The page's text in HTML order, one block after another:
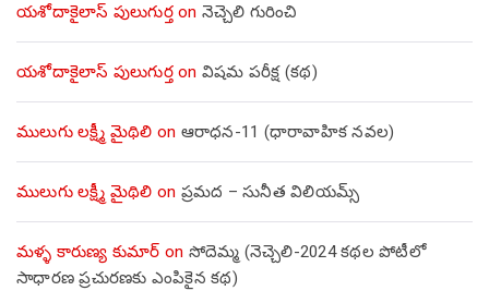
యశోదాకైలాస్ పులుగుర్తon నెచ్చెలి గురించి
యశోదాకైలాస్ పులుగుర్తon విషమ పరీక్ష (క‌థ‌)
ములుగు లక్ష్మీ మైథిలి on ఆరాధన-11 (ధారావాహిక నవల)
ములుగు లక్ష్మీ మైథిలి on ప్రమద – సునీత విలియమ్స్
మళ్ళ కారుణ్య కుమార్ on సోదెమ్మ (నెచ్చెలి-2024 కథల పోటీలో
సాధారణ ప్రచురణకు ఎంపికైన కథ)